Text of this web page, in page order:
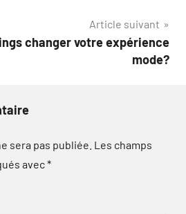
Article suivant
changer votre expérience
mode?
sera pas publiée. Les champs
avec*